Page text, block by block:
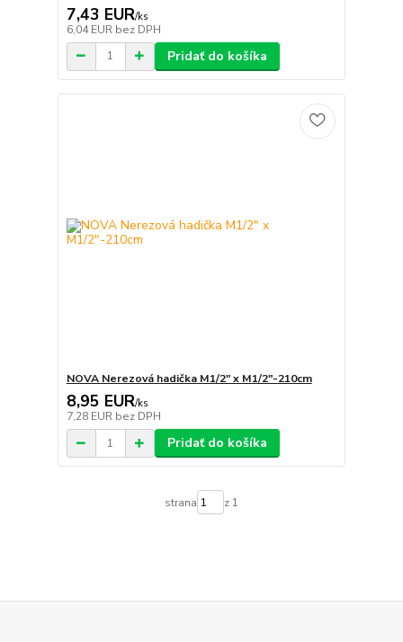
7,43 EUR/ks
6,04 EUR bez DPH
Pridať do košíka
NOVA Nerezová hadička M1/2" x M1/2"-210cm
8,95 EUR/ks
7,28 EUR bez DPH
Pridať do košíka
strana z 1